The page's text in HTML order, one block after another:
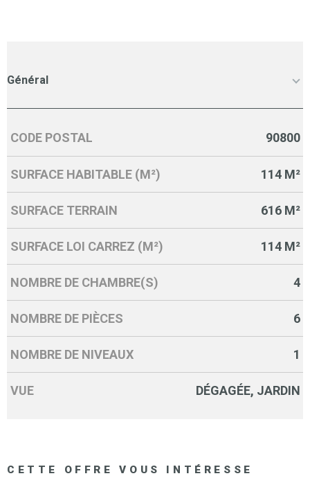
Général
Caractérisque Valeurs
CODE POSTAL 90800
SURFACE HABITABLE (M²) 114 M²
SURFACE TERRAIN 616 M²
SURFACE LOI CARREZ (M²) 114 M²
NOMBRE DE CHAMBRE(S) 4
NOMBRE DE PIÈCES 6
NOMBRE DE NIVEAUX 1
VUE DÉGAGÉE, JARDIN
CETTE OFFRE VOUS INTÉRESSE